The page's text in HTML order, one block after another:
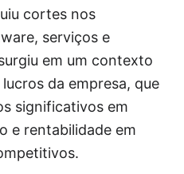
cortes nos
serviços e
em um contexto
da empresa, que
significativos em
e rentabilidade em